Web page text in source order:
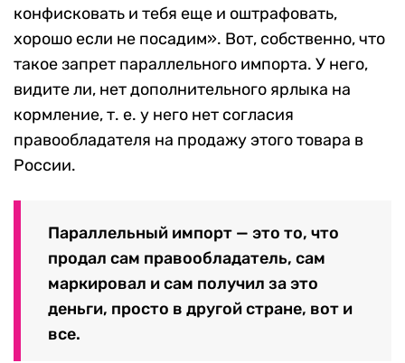
конфисковать и тебя еще и оштрафовать,
хорошо если не посадим». Вот, собственно, что
такое запрет параллельного импорта. У него,
видите ли, нет дополнительного ярлыка на
кормление, т. е. у него нет согласия
правообладателя на продажу этого товара в
России.
Параллельный импорт — это то, что
продал сам правообладатель, сам
маркировал и сам получил за это
деньги, просто в другой стране, вот и
все.